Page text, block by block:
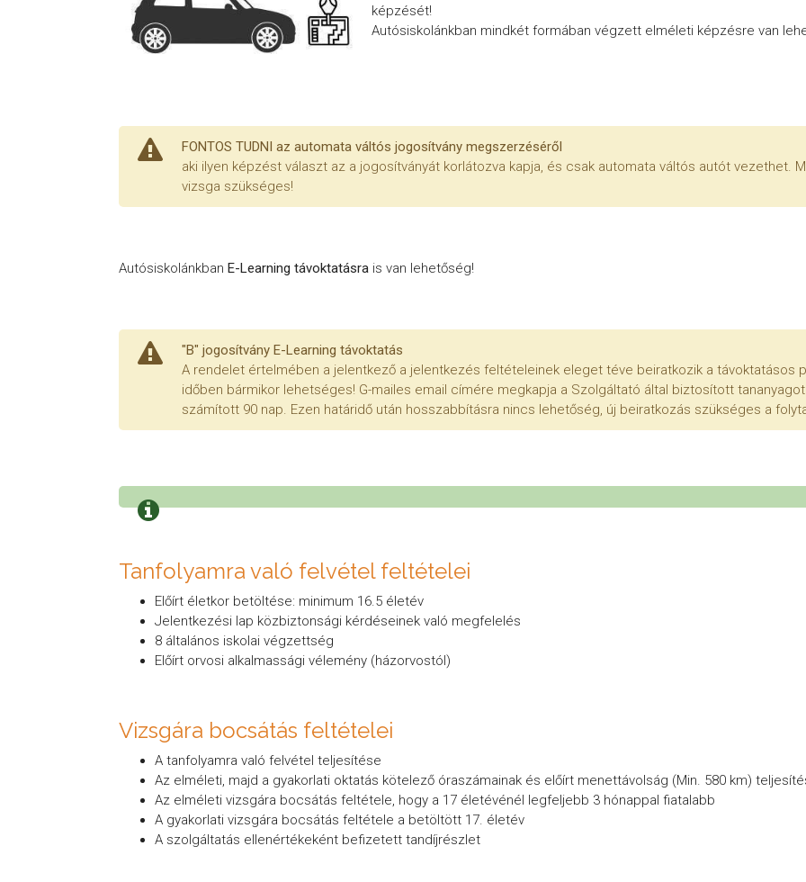
képzését!
Autósiskolánkban mindkét formában végzett elméleti képzésre van
FONTOS TUDNI az automata váltós jogosítvány megszerzéséről
aki ilyen képzést választ az a jogosítványát korlátozva kapja, és csak automata váltós autót vezethet.
vizsga szükséges!
Autósiskolánkban E-Learning távoktatásra is van lehetőség!
"B" jogosítvány E-Learning távoktatás
A rendelet értelmében a jelentkező a jelentkezés feltételeinek eleget téve beiratkozik a távoktatásos
időben bármikor lehetséges! G-mailes email címére megkapja a Szolgáltató által biztosított
számított 90 nap. Ezen határidő után hosszabbításra nincs lehetőség, új beiratkozás szükséges a
Tanfolyamra való felvétel feltételei
Előírt életkor betöltése: minimum 16.5 életév
Jelentkezési lap közbiztonsági kérdéseinek való megfelelés
8 általános iskolai végzettség
Előírt orvosi alkalmassági vélemény (házorvostól)
Vizsgára bocsátás feltételei
A tanfolyamra való felvétel teljesítése
Az elméleti, majd a gyakorlati oktatás kötelező óraszámainak és előírt menettávolság (Min. 580 km)
Az elméleti vizsgára bocsátás feltétele, hogy a 17 életévénél legfeljebb 3 hónappal fiatalabb
A gyakorlati vizsgára bocsátás feltétele a betöltött 17. életév
A szolgáltatás ellenértékeként befizetett tandíjrészlet